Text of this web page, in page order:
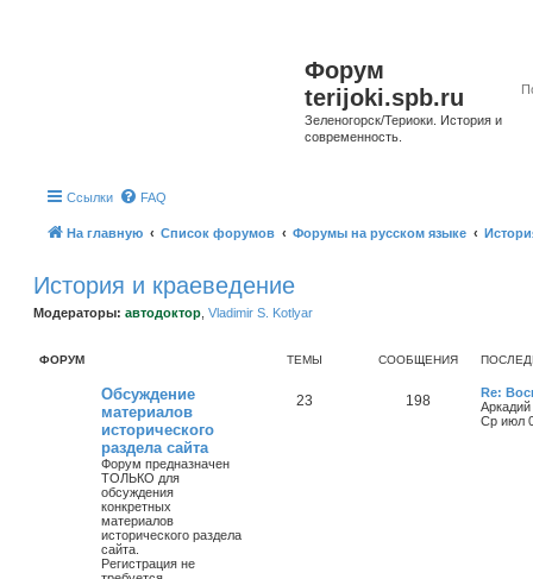
Форум
terijoki.spb.ru
Зеленогорск/Териоки. История и
современность.
Ссылки FAQ
На главную Список форумов Форумы на русском языке
История и краеведение
Модераторы: автодоктор Vladimir S. Kotlyar
ФОРУМ ТЕМЫ СООБЩЕНИЯ
Обсуждение
материалов
исторического
раздела сайта
Форум предназначен
ТОЛЬКО для
обсуждения
конкретных
материалов
исторического раздела
сайта.
Регистрация не
23 198
Re:
Аркадий
Ср июл